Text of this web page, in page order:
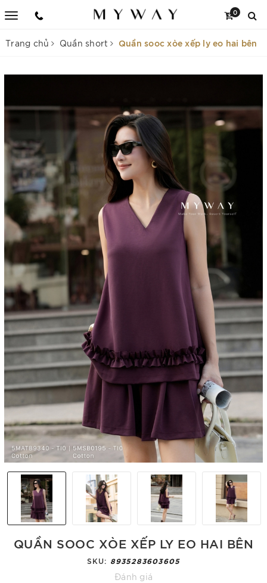
0
Trang chủ Quần short Quần sooc xòe xếp ly eo hai bên
QUẦN SOOC XÒE XẾP LY EO HAI BÊN
SKU: 8935283603605
Đánh giá